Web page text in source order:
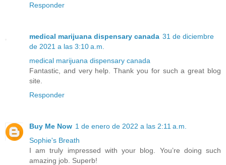
Responder
medical marijuana dispensary canada 31 de diciembre
de 2021 a las 3:10 a.m.
medical marijuana dispensary canada
Fantastic, and very help. Thank you for such a great blog
site.
Responder
Buy Me Now 1 de enero de 2022 a las 2:11 a.m.
Sophie's Breath
I am truly impressed with your blog. You’re doing such
amazing job. Superb!